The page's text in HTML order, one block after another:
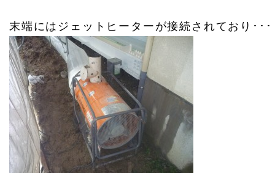
末端にはジェットヒーターが接続されており･･･